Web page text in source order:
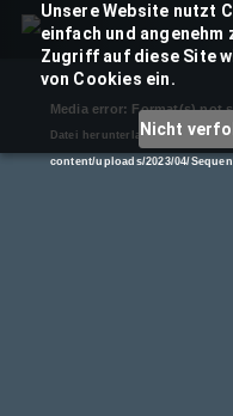
Unsere Website nutzt
einfach und
Zugriff auf diese Site
von Cookies ein.
Nicht
Skip
content
Video-
Player
Media error: Format(s) not
Datei herunterladen: https://
content/uploads/2023/04/